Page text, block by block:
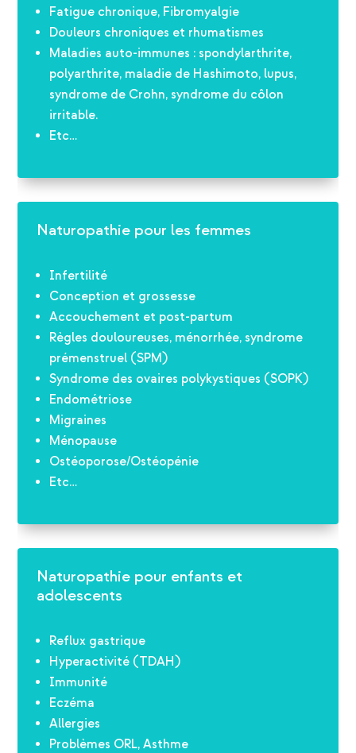
Fatigue chronique, Fibromyalgie
Douleurs chroniques et rhumatismes
Maladies auto-immunes : spondylarthrite,
polyarthrite, maladie de Hashimoto, lupus,
syndrome de Crohn, syndrome du côlon
irritable.
Etc…
Naturopathie pour les femmes
Infertilité
Conception et grossesse
Accouchement et post-partum
Règles douloureuses, ménorrhée, syndrome
prémenstruel (SPM)
Syndrome des ovaires polykystiques (SOPK)
Endométriose
Migraines
Ménopause
Ostéoporose/Ostéopénie
Etc…
Naturopathie pour enfants et
adolescents
Reflux gastrique
Hyperactivité (TDAH)
Immunité
Eczéma
Allergies
Problèmes ORL, Asthme